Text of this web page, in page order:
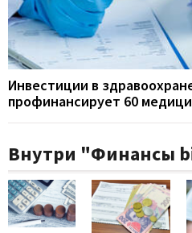
Инвестиции в
профинансирует 60
Внутри "Финансы